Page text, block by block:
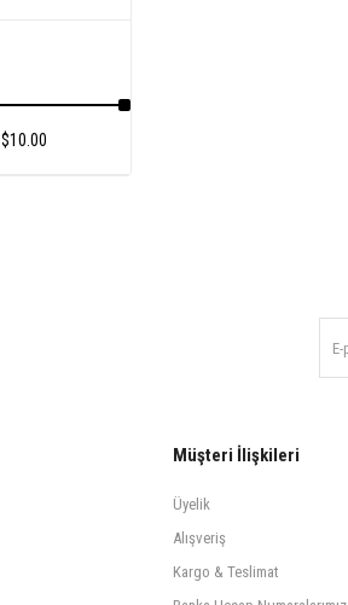
Müşteri İlişkileri
Üyelik
Alışveriş
Kargo & Teslimat